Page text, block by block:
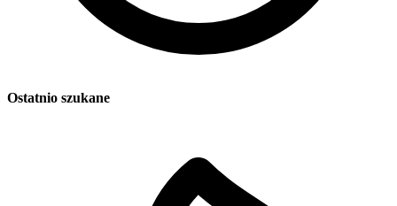
Ostatnio szukane